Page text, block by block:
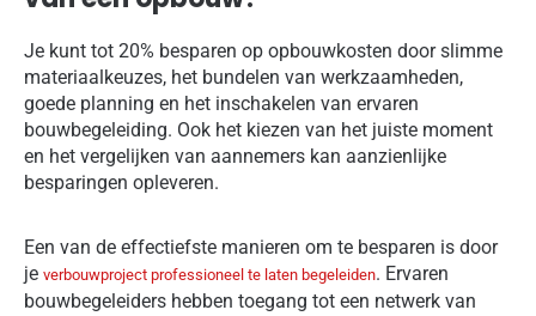
Je kunt tot 20% besparen op opbouwkosten door slimme
materiaalkeuzes, het bundelen van werkzaamheden,
goede planning en het inschakelen van ervaren
bouwbegeleiding. Ook het kiezen van het juiste moment
en het vergelijken van aannemers kan aanzienlijke
besparingen opleveren.
Een van de effectiefste manieren om te besparen is door
je verbouwproject professioneel te laten begeleiden. Ervaren
bouwbegeleiders hebben toegang tot een netwerk van